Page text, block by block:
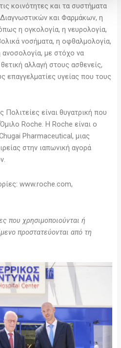
κοινότητες και τα συστήματα
και Φαρμάκων, η
η ογκολογία, η νευρολογία,
νοσήματα, η οφθαλμολογία,
με στόχο να
αλλαγή στους ασθενείς,
επαγγελματίες υγείας που τους
είναι θυγατρική που
Roche. Η Roche είναι ο
Pharmaceutical, μιας
στην ιαπωνική αγορά
www.roche.com,
που χρησιμοποιούνται ή
προστατεύονται από τη